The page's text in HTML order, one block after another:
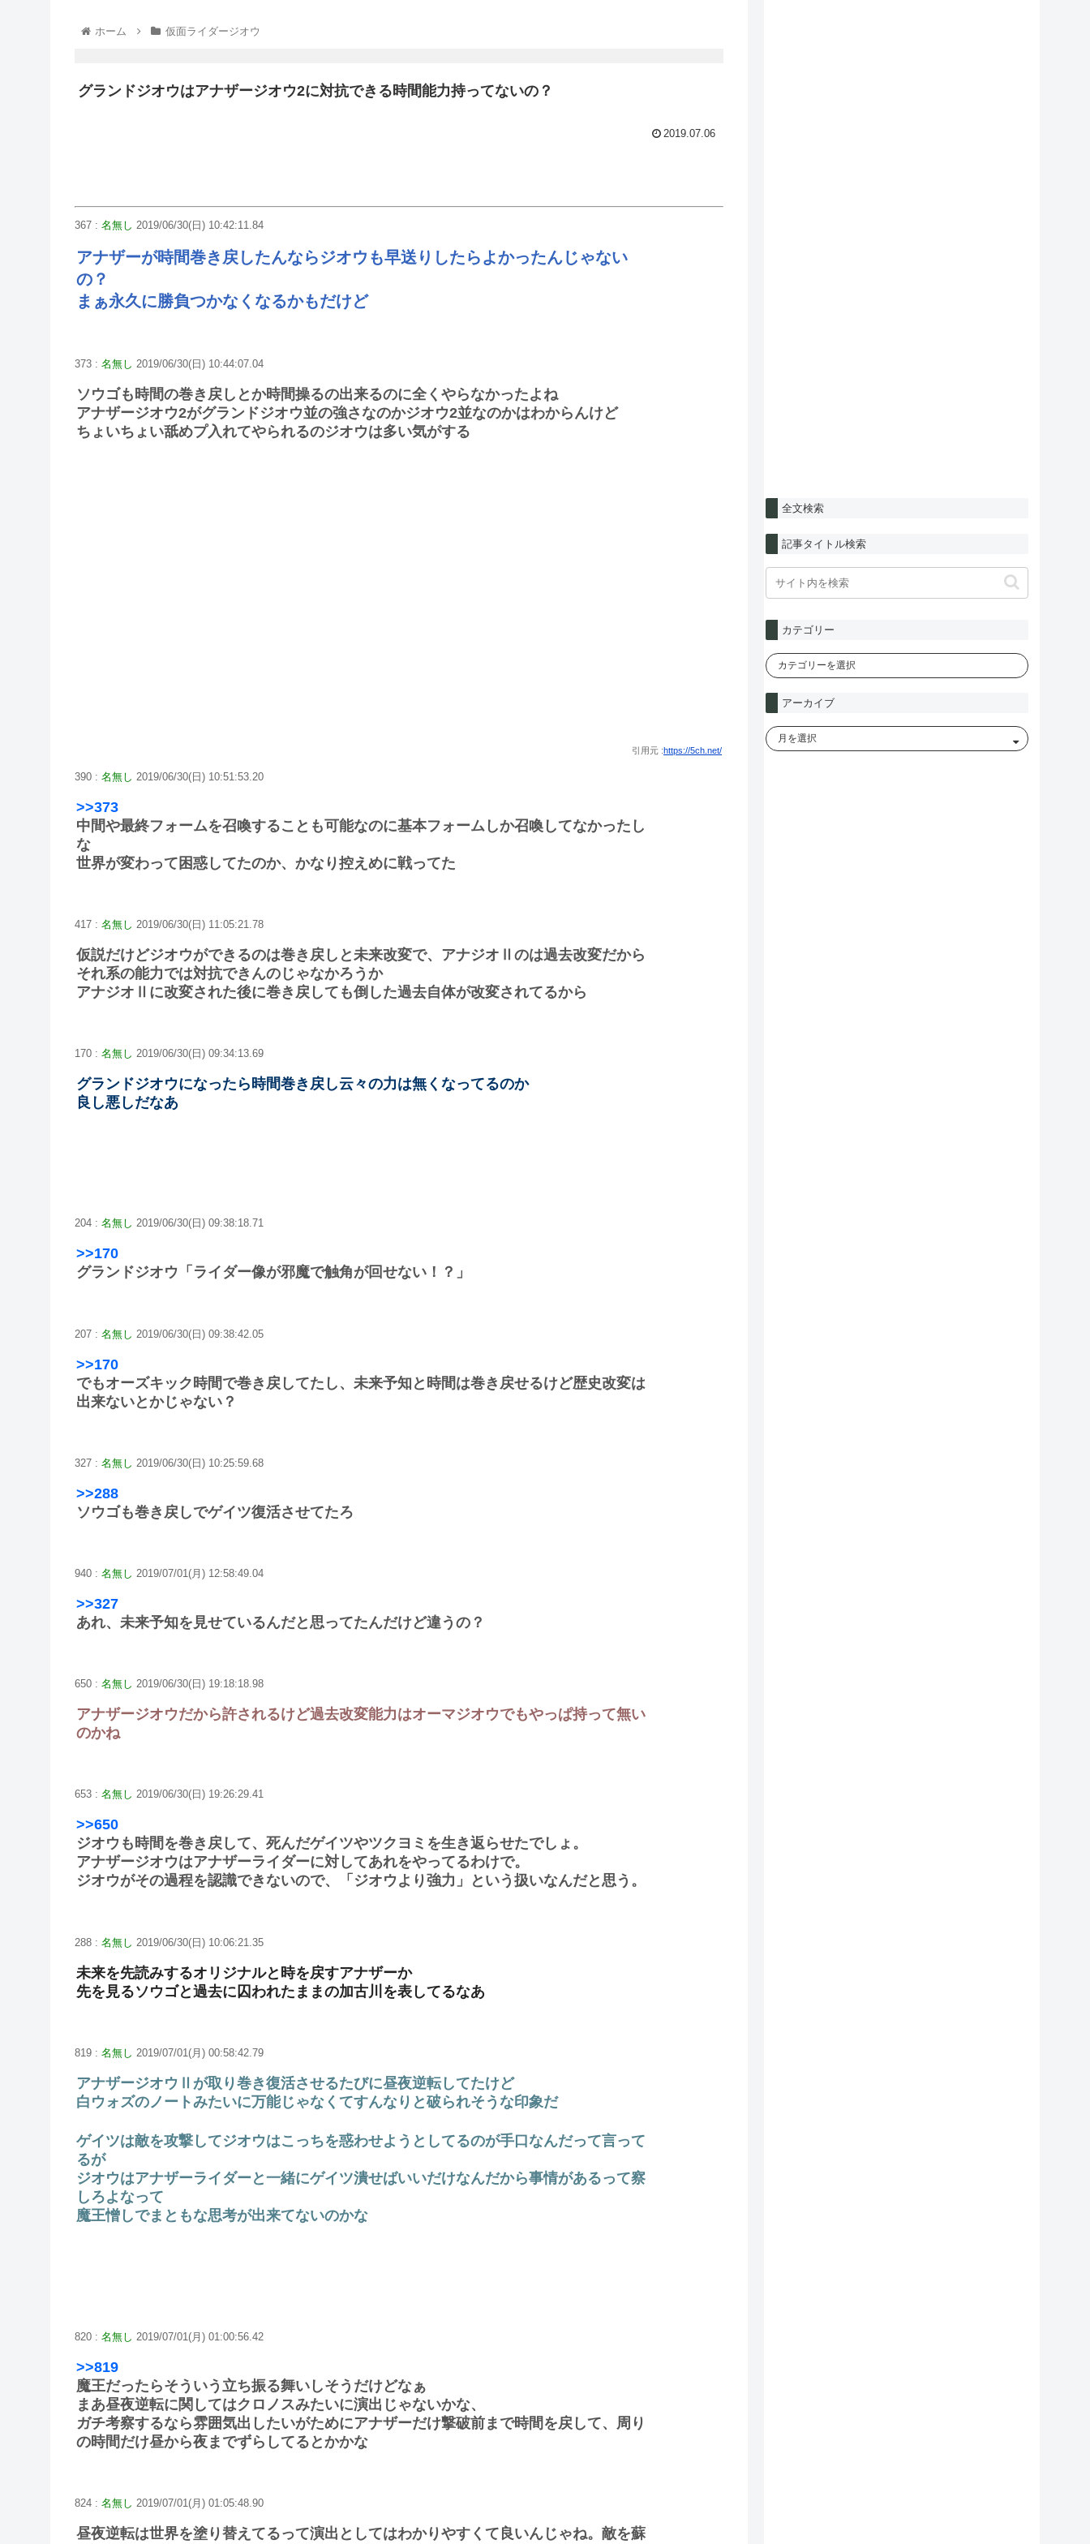
ホーム 仮面ライダージオウ
グランドジオウはアナザージオウ2に対抗できる時間能力持ってないの？
2019.07.06
367 : 名無し 2019/06/30(日) 10:42:11.84
アナザーが時間巻き戻したんならジオウも早送りしたらよかったんじゃない
の？
まぁ永久に勝負つかなくなるかもだけど
373 : 名無し 2019/06/30(日) 10:44:07.04
ソウゴも時間の巻き戻しとか時間操るの出来るのに全くやらなかったよね
アナザージオウ2がグランドジオウ並の強さなのかジオウ2並なのかはわからんけど
ちょいちょい舐めプ入れてやられるのジオウは多い気がする
引用元 :https://5ch.net/
390 : 名無し 2019/06/30(日) 10:51:53.20
>>373
中間や最終フォームを召喚することも可能なのに基本フォームしか召喚してなかったし
な
世界が変わって困惑してたのか、かなり控えめに戦ってた
417 : 名無し 2019/06/30(日) 11:05:21.78
仮説だけどジオウができるのは巻き戻しと未来改変で、アナジオⅡのは過去改変だから
それ系の能力では対抗できんのじゃなかろうか
アナジオⅡに改変された後に巻き戻しても倒した過去自体が改変されてるから
170 : 名無し 2019/06/30(日) 09:34:13.69
グランドジオウになったら時間巻き戻し云々の力は無くなってるのか
良し悪しだなあ
204 : 名無し 2019/06/30(日) 09:38:18.71
>>170
グランドジオウ「ライダー像が邪魔で触角が回せない！？」
207 : 名無し 2019/06/30(日) 09:38:42.05
>>170
でもオーズキック時間で巻き戻してたし、未来予知と時間は巻き戻せるけど歴史改変は
出来ないとかじゃない？
327 : 名無し 2019/06/30(日) 10:25:59.68
>>288
ソウゴも巻き戻しでゲイツ復活させてたろ
940 : 名無し 2019/07/01(月) 12:58:49.04
>>327
あれ、未来予知を見せているんだと思ってたんだけど違うの？
650 : 名無し 2019/06/30(日) 19:18:18.98
アナザージオウだから許されるけど過去改変能力はオーマジオウでもやっぱ持って無い
のかね
653 : 名無し 2019/06/30(日) 19:26:29.41
>>650
ジオウも時間を巻き戻して、死んだゲイツやツクヨミを生き返らせたでしょ。
アナザージオウはアナザーライダーに対してあれをやってるわけで。
ジオウがその過程を認識できないので、「ジオウより強力」という扱いなんだと思う。
288 : 名無し 2019/06/30(日) 10:06:21.35
未来を先読みするオリジナルと時を戻すアナザーか
先を見るソウゴと過去に囚われたままの加古川を表してるなあ
819 : 名無し 2019/07/01(月) 00:58:42.79
アナザージオウⅡが取り巻き復活させるたびに昼夜逆転してたけど
白ウォズのノートみたいに万能じゃなくてすんなりと破られそうな印象だ
ゲイツは敵を攻撃してジオウはこっちを惑わせようとしてるのが手口なんだって言って
るが
ジオウはアナザーライダーと一緒にゲイツ潰せばいいだけなんだから事情があるって察
しろよなって
魔王憎しでまともな思考が出来てないのかな
820 : 名無し 2019/07/01(月) 01:00:56.42
>>819
魔王だったらそういう立ち振る舞いしそうだけどなぁ
まあ昼夜逆転に関してはクロノスみたいに演出じゃないかな、
ガチ考察するなら雰囲気出したいがためにアナザーだけ撃破前まで時間を戻して、周り
の時間だけ昼から夜までずらしてるとかかな
824 : 名無し 2019/07/01(月) 01:05:48.90
昼夜逆転は世界を塗り替えてるって演出としてはわかりやすくて良いんじゃね。敵を蘇
全文検索
記事タイトル検索
カテゴリー
アーカイブ